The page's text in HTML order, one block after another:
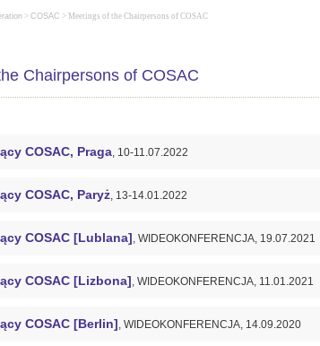
> COSAC > Meetings of the Chairpersons of COSAC
Chairpersons of COSAC
COSAC, Praga, 10-11.07.2022
COSAC, Paryż, 13-14.01.2022
COSAC [Lublana], WIDEOKONFERENCJA, 19.07.2021
COSAC [Lizbona], WIDEOKONFERENCJA, 11.01.2021
COSAC [Berlin], WIDEOKONFERENCJA, 14.09.2020